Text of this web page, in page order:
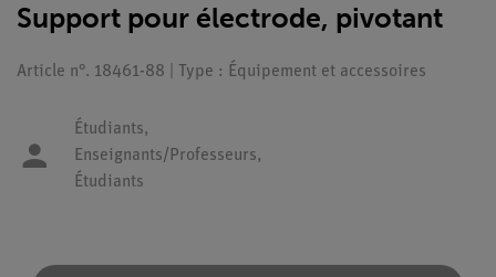
Support pour électrode, pivotant
Article n°. 18461-88 | Type : Équipement et accessoires
Étudiants,
Enseignants/Professeurs,
Étudiants